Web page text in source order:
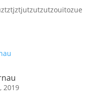
2019